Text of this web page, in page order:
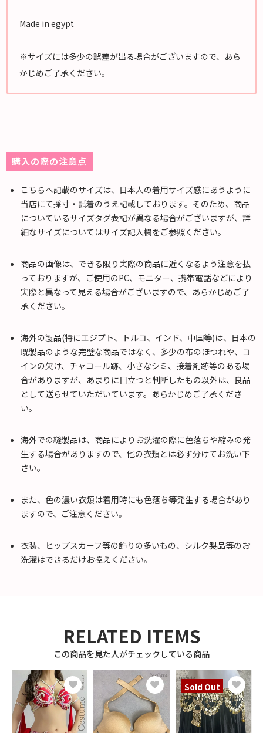
Made in egypt
※サイズには多少の誤差が出る場合がございますので、あら
かじめご了承ください。
購入の際の注意点
こちらへ記載のサイズは、日本人の着用サイズ感にあうように
当店にて採寸・試着のうえ記載しております。そのため、商品
についているサイズタグ表記が異なる場合がございますが、詳
細なサイズについてはサイズ記入欄をご参照ください。
商品の画像は、できる限り実際の商品に近くなるよう注意を払
っておりますが、ご使用のPC、モニター、携帯電話などにより
実際と異なって見える場合がございますので、あらかじめご了
承ください。
海外の製品(特にエジプト、トルコ、インド、中国等)は、日本の
既製品のような完璧な商品ではなく、多少の布のほつれや、コ
インの欠け、チャコール跡、小さなシミ、接着剤跡等のある場
合がありますが、あまりに目立つと判断したもの以外は、良品
として送らせていただいています。あらかじめご了承くださ
い。
海外での縫製品は、商品によりお洗濯の際に色落ちや縮みの発
生する場合がありますので、他の衣類とは必ず分けてお洗い下
さい。
また、色の濃い衣類は着用時にも色落ち等発生する場合があり
ますので、ご注意ください。
衣装、ヒップスカーフ等の飾りの多いもの、シルク製品等のお
洗濯はできるだけお控えください。
RELATED ITEMS
この商品を見た人がチェックしている商品
Sold Out